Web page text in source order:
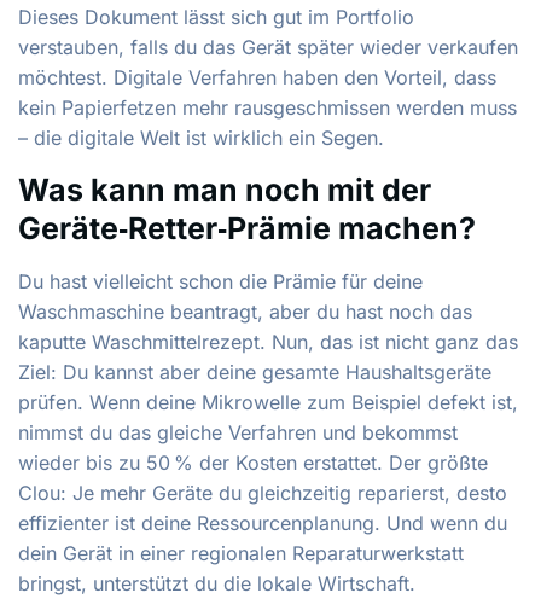
Dieses Dokument lässt sich gut im Portfolio
verstauben, falls du das Gerät später wieder verkaufen
möchtest. Digitale Verfahren haben den Vorteil, dass
kein Papierfetzen mehr rausgeschmissen werden muss
– die digitale Welt ist wirklich ein Segen.
Was kann man noch mit der
Geräte‑Retter‑Prämie machen?
Du hast vielleicht schon die Prämie für deine
Waschmaschine beantragt, aber du hast noch das
kaputte Waschmittelrezept. Nun, das ist nicht ganz das
Ziel: Du kannst aber deine gesamte Haushaltsgeräte
prüfen. Wenn deine Mikrowelle zum Beispiel defekt ist,
nimmst du das gleiche Verfahren und bekommst
wieder bis zu 50 % der Kosten erstattet. Der größte
Clou: Je mehr Geräte du gleichzeitig reparierst, desto
effizienter ist deine Ressourcenplanung. Und wenn du
dein Gerät in einer regionalen Reparaturwerkstatt
bringst, unterstützt du die lokale Wirtschaft.